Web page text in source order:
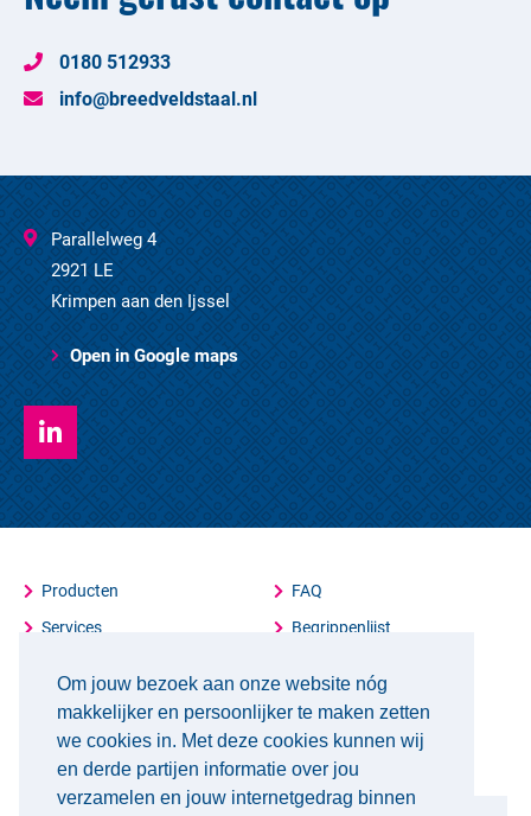
Om jouw bezoek aan onze website nóg
makkelijker en persoonlijker te maken zetten
we cookies in. Met deze cookies kunnen wij
en derde partijen informatie over jou
verzamelen en jouw internetgedrag binnen
0180 512933
info@breedveldstaal.nl
Parallelweg 4
2921 LE
Krimpen aan den Ijssel
Open in Google maps
Producten
Services
FAQ
Begrippenlijst
Breedveld Staal bulletin, enkel als er echt wat te
melden is